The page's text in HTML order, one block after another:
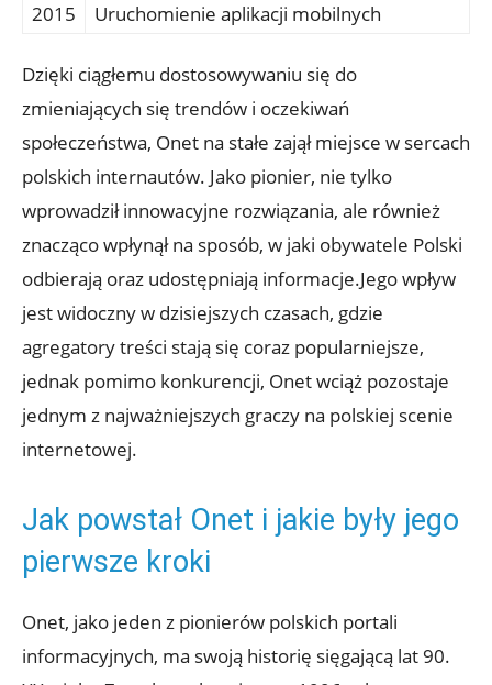
2015
Uruchomienie aplikacji mobilnych
Dzięki ciągłemu dostosowywaniu się do
zmieniających się trendów i oczekiwań
społeczeństwa, Onet na stałe zajął miejsce w sercach
polskich internautów. Jako pionier, nie tylko
wprowadził innowacyjne rozwiązania, ale również
znacząco wpłynął na sposób, w jaki obywatele Polski
odbierają oraz udostępniają informacje.Jego wpływ
jest widoczny w dzisiejszych czasach, gdzie
agregatory treści stają się coraz popularniejsze,
jednak pomimo konkurencji, Onet wciąż pozostaje
jednym z najważniejszych graczy na polskiej scenie
internetowej.
Jak powstał Onet i jakie były jego
pierwsze kroki
Onet, jako jeden z pionierów polskich portali
informacyjnych, ma swoją historię sięgającą lat 90.